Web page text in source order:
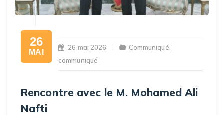
26
MAI
26 mai 2026 Communiqué
communiqué
Rencontre avec le M. Mohamed Ali
Nafti